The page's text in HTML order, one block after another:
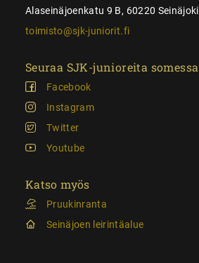
Alaseinäjoenkatu 9 B, 60220 Seinäjoki
toimisto@sjk-juniorit.fi
Seuraa SJK-junioreita somessa
Facebook
Instagram
Twitter
Youtube
Katso myös
Pruukinranta
Seinäjoen leirintäalue